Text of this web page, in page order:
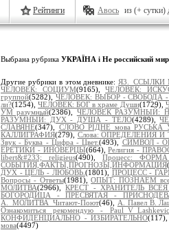
Рейтинги Авось из (+ сутки)
Выбрана рубрика УКРАЇНА і Не российский мир
Другие рубрики в этом дневнике:
ЧЕЛОВЕК: СОЦИУМ(9165),ЧЕЛОВЕК:
группой(5282), ЧЕЛОВЕК: ВЫБОР - СВОБОДА
ли?(1254),ЧЕЛОВЕК: БОГ в храме Души(1729),
УМ разумный(2386), ЧЕЛОВЕК РАЗУМНЫЙ:
РАЗУМНЫЙ: ДУХ - ДУША - ТЕЛО(4289),
СЛАВЯНЕ(347), СЛОВО РІДНЕ мова РУСЬКА
КАЛЛИГРАФИЯ(279), Слова: ОПРЕДЕЛЕНИЯ
Звук - Буква - Цифра - Цвет.(493), СИМВОЛ -
ЕРЕТИКИ - ИНОВЕРЦЫ(664),Религия -
libert&#233; religieus(490),Процесс:
СОБЫТИЯ,ФАКТЫ,ПРОГНОЗЫ,ИНФОРМАЦИЯ
ДУХ - ЦЕЛЬ - ЛЮБОВЬ. (1801), ПРОЦЕСС -
Вопросы - Ответы(1981),ОПЫТ: ПОЗНАЁМ
МОЛИТВА(2966),КРЕСТ - ХРАНИТЕЛЬ
БОГОРОДИЦА - ПРЕСВЯТАЯ -
А._МОЛИТВА_Читают-Поют(46), А. Павел В.
Ознакомиться рекомендую -
КОНФИДЕНЦИАЛЬНО - ИЗБИРАТЕЛЬНО(117),
мова(4497)